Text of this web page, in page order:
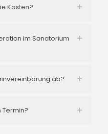
Kosten?
im Sanatorium
ab?
Termin?